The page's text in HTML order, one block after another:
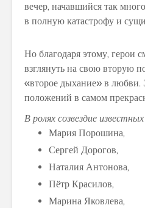
вечер, начавшийся так
в полную катастрофу и
Но благодаря этому, герои
взглянуть на свою вторую
«второе дыхание» в любви.
положений в самом
В ролях созвездие
Мария Порошина,
Сергей Дорогов,
Наталия Антонова,
Пётр Красилов,
Марина Яковлева,